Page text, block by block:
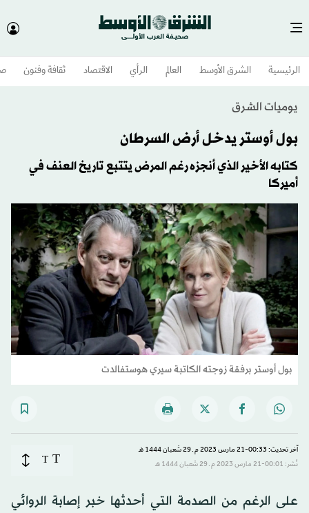
الرئيسية الشرق الأوسط​ العالم الرأي الاقتصاد ثقافة وفنون
يوميات الشرق
بول أوستر يدخل أرض السرطان
كتابه الأخير الذي أنجزه رغم المرض يتتبع تاريخ العنف في
أميركا
بول أوستر برفقة زوجته الكاتبة سيري هوستفالدت
آخر تحديث: 00:33-21 مارس 2023 م ـ 29 شَعبان 1444 هـ
نُشر: 00:01-21 مارس 2023 م ـ 29 شَعبان 1444 هـ
T
T
على الرغم من الصدمة التي أحدثها خبر إصابة الروائي